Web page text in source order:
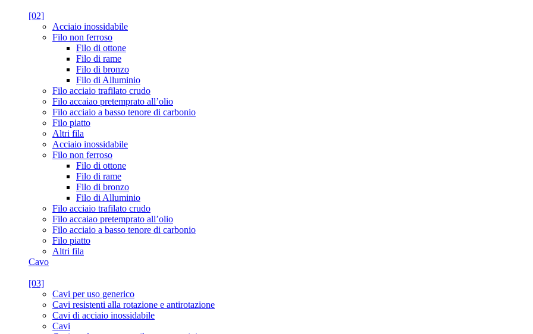
[02]
Acciaio inossidabile
Filo non ferroso
Filo di ottone
Filo di rame
Filo di bronzo
Filo di Alluminio
Filo acciaio trafilato crudo
Filo accaiao pretemprato all’olio
Filo acciaio a basso tenore di carbonio
Filo piatto
Altri fila
Acciaio inossidabile
Filo non ferroso
Filo di ottone
Filo di rame
Filo di bronzo
Filo di Alluminio
Filo acciaio trafilato crudo
Filo accaiao pretemprato all’olio
Filo acciaio a basso tenore di carbonio
Filo piatto
Altri fila
Cavo
[03]
Cavi per uso generico
Cavi resistenti alla rotazione e antirotazione
Cavi di acciaio inossidabile
Cavi